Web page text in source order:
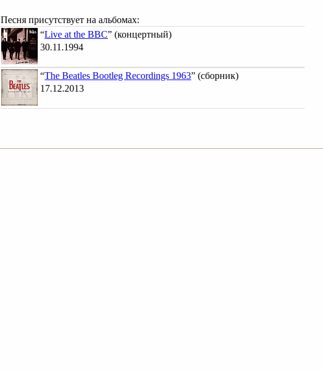
Песня присутствует на альбомах:
“Live at the BBC” (концертный)
30.11.1994
“The Beatles Bootleg Recordings 1963” (сборник)
17.12.2013